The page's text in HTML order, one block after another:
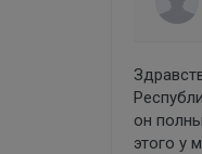
он
этого у